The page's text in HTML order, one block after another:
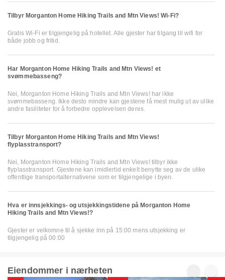
Tilbyr Morganton Home Hiking Trails and Mtn Views! Wi-Fi?
Gratis Wi-Fi er tilgjengelig på hotellet. Alle gjester har tilgang til wifi for
både jobb og fritid.
Har Morganton Home Hiking Trails and Mtn Views! et
svømmebasseng?
Nei, Morganton Home Hiking Trails and Mtn Views! har ikke
svømmebasseng. Ikke desto mindre kan gjestene få mest mulig ut av ulike
andre fasiliteter for å forbedre opplevelsen deres.
Tilbyr Morganton Home Hiking Trails and Mtn Views!
flyplasstransport?
Nei, Morganton Home Hiking Trails and Mtn Views! tilbyr ikke
flyplasstransport. Gjestene kan imidlertid enkelt benytte seg av de ulike
offentlige transportalternativene som er tilgjengelige i byen.
Hva er innsjekkings- og utsjekkingstidene på Morganton Home
Hiking Trails and Mtn Views!?
Gjester er velkomne til å sjekke inn på 15:00 mens utsjekking er
tilgjengelig på 00:00
Eiendommer i nærheten